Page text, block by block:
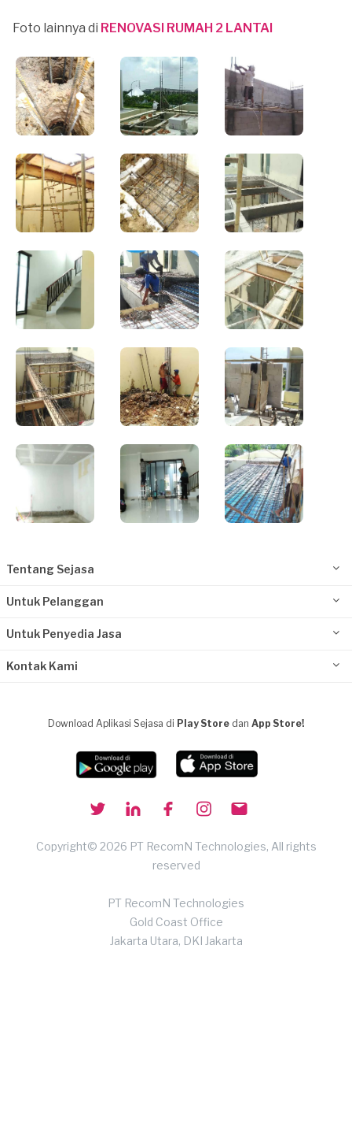
Foto lainnya di RENOVASI RUMAH 2 LANTAI
Tentang Sejasa
Untuk Pelanggan
Untuk Penyedia Jasa
Kontak Kami
Download Aplikasi Sejasa di Play Store dan App Store!
Copyright© 2026 PT RecomN Technologies, All rights
reserved
PT RecomN Technologies
Gold Coast Office
Jakarta Utara, DKI Jakarta